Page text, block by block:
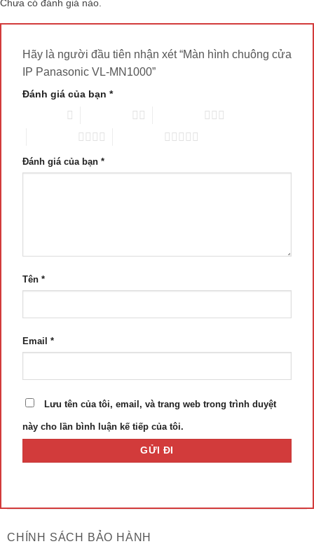
Chưa có đánh giá nào.
Hãy là người đầu tiên nhận xét “Màn hình chuông cửa
IP Panasonic VL-MN1000”
Đánh giá của bạn *
Đánh giá của bạn *
Tên *
Email *
Lưu tên của tôi, email, và trang web trong trình duyệt
này cho lần bình luận kế tiếp của tôi.
CHÍNH SÁCH BẢO HÀNH